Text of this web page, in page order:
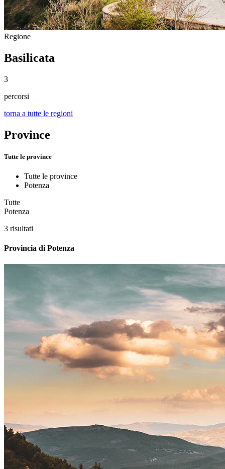
Regione
Basilicata
3
percorsi
torna a tutte le regioni
Province
Tutte le province
Tutte le province
Potenza
Tutte
Potenza
3 risultati
Provincia di Potenza